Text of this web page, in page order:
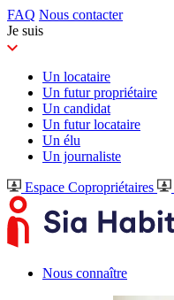
FAQ Nous contacter
Je suis
Un locataire
Un futur propriétaire
Un candidat
Un futur locataire
Un élu
Un journaliste
Espace Copropriétaires
Nous connaître